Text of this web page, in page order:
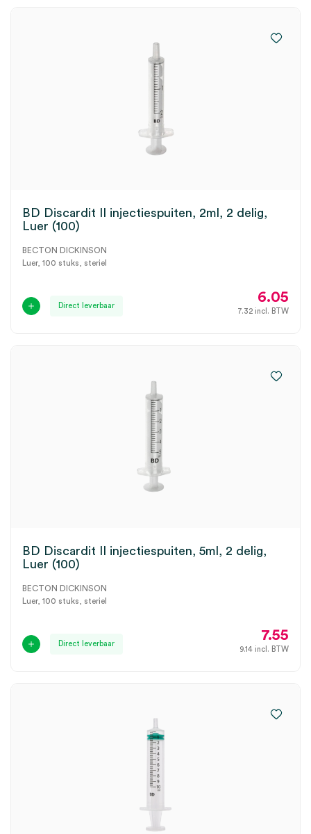
BD Discardit II injectiespuiten, 2ml, 2 delig,
Luer (100)
BECTON DICKINSON
Luer, 100 stuks, steriel
Direct leverbaar
6.05
7.32 incl. BTW
BD Discardit II injectiespuiten, 5ml, 2 delig,
Luer (100)
BECTON DICKINSON
Luer, 100 stuks, steriel
Direct leverbaar
7.55
9.14 incl. BTW